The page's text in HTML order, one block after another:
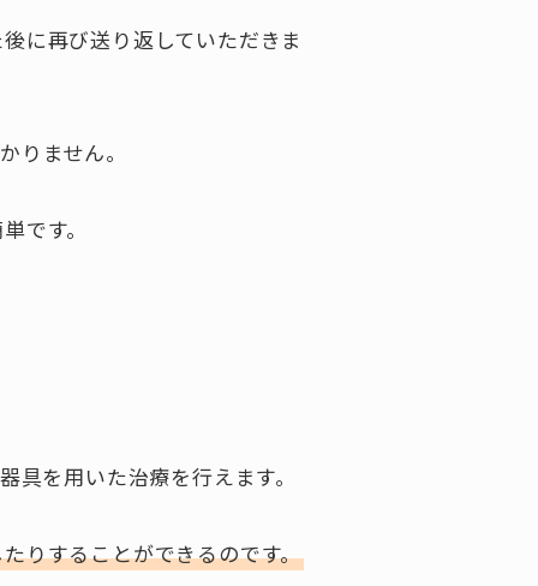
に再び送り返していただきま
りません。
です。
具を用いた治療を行えます。
りすることができるのです。